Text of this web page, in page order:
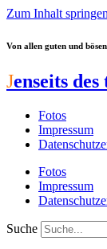
Zum Inhalt springen
Von allen guten und
Jenseits
Fotos
Impressum
Fotos
Impressum
Suche